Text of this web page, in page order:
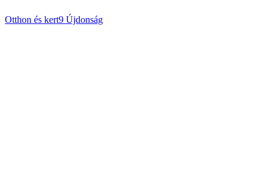
Otthon és kert9 Újdonság